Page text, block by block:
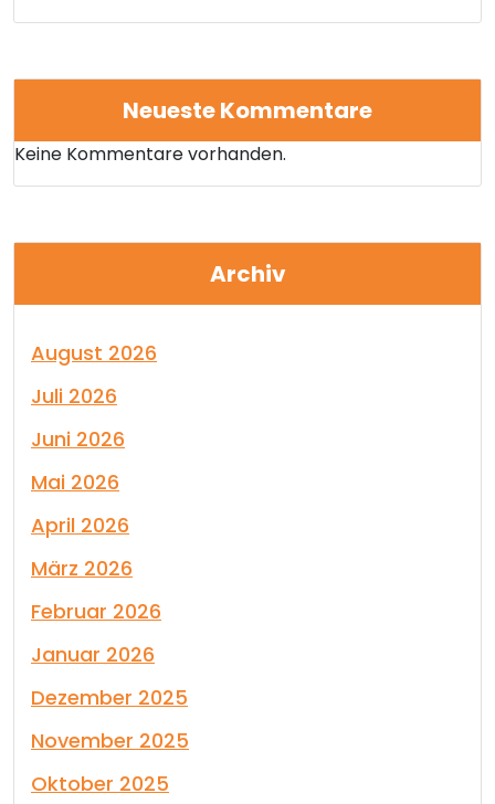
Neueste Kommentare
Keine Kommentare vorhanden.
Archiv
August 2026
Juli 2026
Juni 2026
Mai 2026
April 2026
März 2026
Februar 2026
Januar 2026
Dezember 2025
November 2025
Oktober 2025